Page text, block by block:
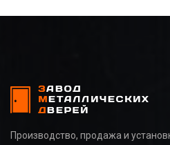
Производство, продажа и